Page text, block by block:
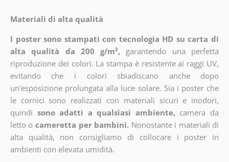
Materiali di alta qualità
I poster sono stampati con tecnologia HD su carta di
alta qualità da 200 g/m², garantendo una perfetta
riproduzione dei colori. La stampa è resistente ai raggi UV,
evitando che i colori sbiadiscano anche dopo
un'esposizione prolungata alla luce solare. Sia i poster che
le cornici sono realizzati con materiali sicuri e inodori,
quindi sono adatti a qualsiasi ambiente, camera da
letto o cameretta per bambini. Nonostante i materiali di
alta qualità, non consigliamo di collocare i poster in
ambienti con elevata umidità.